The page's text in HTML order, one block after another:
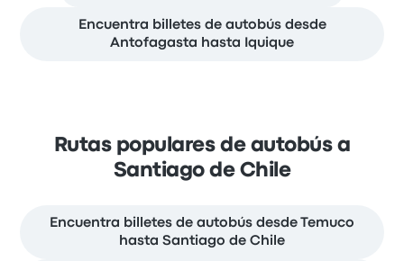
Encuentra billetes de autobús desde
Antofagasta hasta Iquique
Rutas populares de autobús a
Santiago de Chile
Encuentra billetes de autobús desde Temuco
hasta Santiago de Chile